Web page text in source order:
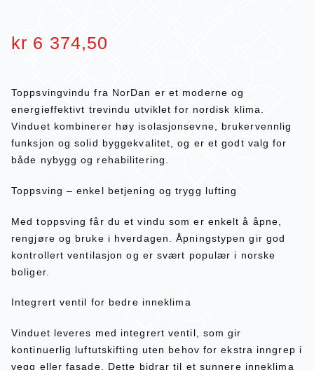
kr 6 374,50
Toppsvingvindu fra NorDan er et moderne og
energieffektivt trevindu utviklet for nordisk klima.
Vinduet kombinerer høy isolasjonsevne, brukervennlig
funksjon og solid byggekvalitet, og er et godt valg for
både nybygg og rehabilitering.
Toppsving – enkel betjening og trygg lufting
Med toppsving får du et vindu som er enkelt å åpne,
rengjøre og bruke i hverdagen. Åpningstypen gir god
kontrollert ventilasjon og er svært populær i norske
boliger.
Integrert ventil for bedre inneklima
Vinduet leveres med integrert ventil, som gir
kontinuerlig luftutskifting uten behov for ekstra inngrep i
vegg eller fasade. Dette bidrar til et sunnere inneklima